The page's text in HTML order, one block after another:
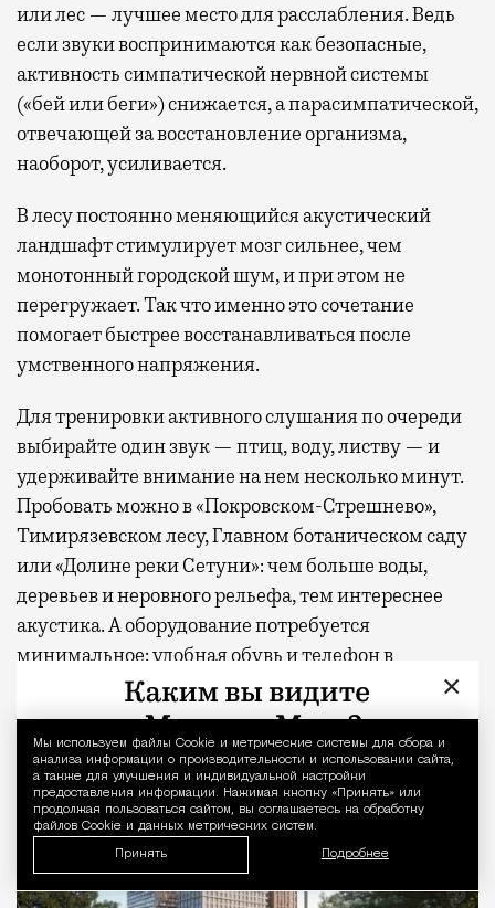
Уведомление
Мы используем файлы Сookie и метрические системы для сбора и
анализа информации о производительности и использовании сайта,
а также для улучшения и индивидуальной настройки
предоставления информации. Нажимая кнопку «Принять» или
продолжая пользоваться сайтом, вы соглашаетесь на обработку
файлов Cookie и данных метрических систем.
Принять Подробнее
или лес — лучшее место для расслабления. Ведь
если звуки воспринимаются как безопасные,
активность симпатической нервной системы
(«бей или беги») снижается, а парасимпатической,
отвечающей за восстановление организма,
наоборот, усиливается.
В лесу постоянно меняющийся акустический
ландшафт стимулирует мозг сильнее, чем
монотонный городской шум, и при этом не
перегружает. Так что именно это сочетание
помогает быстрее восстанавливаться после
умственного напряжения.
Для тренировки активного слушания по очереди
выбирайте один звук — птиц, воду, листву — и
удерживайте внимание на нем несколько минут.
Пробовать можно в «Покровском-Стрешнево»,
Тимирязевском лесу, Главном ботаническом саду
или «Долине реки Сетуни»: чем больше воды,
деревьев и неровного рельефа, тем интереснее
акустика. А оборудование потребуется
минимальное: удобная обувь и телефон в
авиарежиме.
×